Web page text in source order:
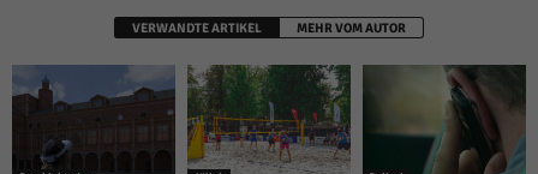
VERWANDTE ARTIKEL MEHR VOM AUTOR